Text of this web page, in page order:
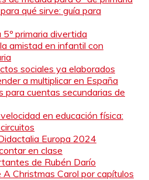
qué sirve: guía para
primaria divertida
amistad en infantil con
sociales ya elaborados
a multiplicar en España
para cuentas secundarias de
en educación física:
Europa 2024
en clase
de Rubén Darío
A Christmas Carol por capítulos